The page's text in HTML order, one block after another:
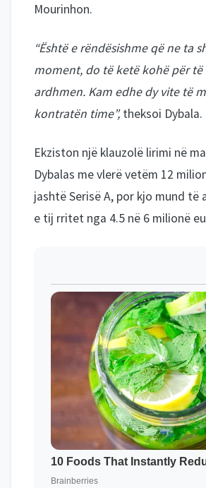
Mourinhon.
“Është e rëndësishme që ne ta
moment, do të ketë kohë për
ardhmen. Kam edhe dy vite të
kontratën time”,theksoi Dybala.
Ekziston një klauzolë lirimi në
Dybalas me vlerë vetëm 12
jashtë Serisë A, por kjo mund të
e tij rritet nga 4.5 në 6 milionë